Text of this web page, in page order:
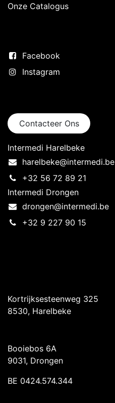
Onze Catalogus
Facebook
Instagram
Contacteer Ons
Intermedi Harelbeke
harelbeke@intermedi.be
+32 56 72 89 21
Intermedi Drongen
drongen@intermedi.be
+32 9 227 90 15
Kortrijksesteenweg 325
8530, Harelbeke
Booiebos 6A
9031, Drongen
BE 0424.574.344